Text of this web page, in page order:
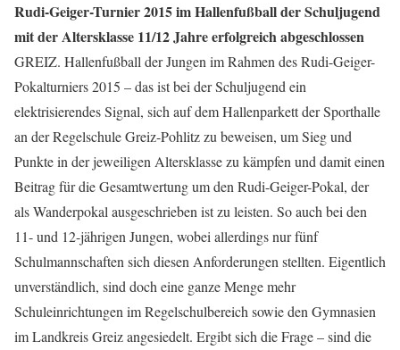
Rudi-Geiger-Turnier 2015 im Hallenfußball der Schuljugend
mit der Altersklasse 11/12 Jahre erfolgreich abgeschlossen
GREIZ. Hallenfußball der Jungen im Rahmen des Rudi-Geiger-
Pokalturniers 2015 – das ist bei der Schuljugend ein
elektrisierendes Signal, sich auf dem Hallenparkett der Sporthalle
an der Regelschule Greiz-Pohlitz zu beweisen, um Sieg und
Punkte in der jeweiligen Altersklasse zu kämpfen und damit einen
Beitrag für die Gesamtwertung um den Rudi-Geiger-Pokal, der
als Wanderpokal ausgeschrieben ist zu leisten. So auch bei den
11- und 12-jährigen Jungen, wobei allerdings nur fünf
Schulmannschaften sich diesen Anforderungen stellten. Eigentlich
unverständlich, sind doch eine ganze Menge mehr
Schuleinrichtungen im Regelschulbereich sowie den Gymnasien
im Landkreis Greiz angesiedelt. Ergibt sich die Frage – sind die